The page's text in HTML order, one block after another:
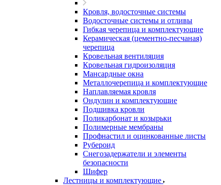
Кровля, водосточные системы
Водосточные системы и отливы
Гибкая черепица и комплектующие
Керамическая (цементно-песчаная)
черепица
Кровельная вентиляция
Кровельная гидроизоляция
Мансардные окна
Металлочерепица и комплектующие
Наплавляемая кровля
Ондулин и комплектующие
Подшивка кровли
Поликарбонат и козырьки
Полимерные мембраны
Профнастил и оцинкованные листы
Рубероид
Снегозадержатели и элементы
безопасности
Шифер
Лестницы и комплектующие